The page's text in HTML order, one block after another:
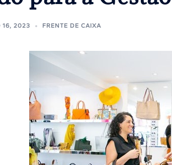
16, 2023 FRENTE DE CAIXA